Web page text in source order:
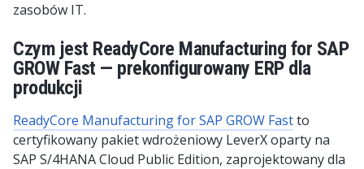
zasobów IT.
Czym jest ReadyCore Manufacturing for SAP
GROW Fast — prekonfigurowany ERP dla
produkcji
ReadyCore Manufacturing for SAP GROW Fastto
certyfikowany pakiet wdrożeniowy LeverX oparty na
SAP S/4HANA Cloud Public Edition, zaprojektowany dla